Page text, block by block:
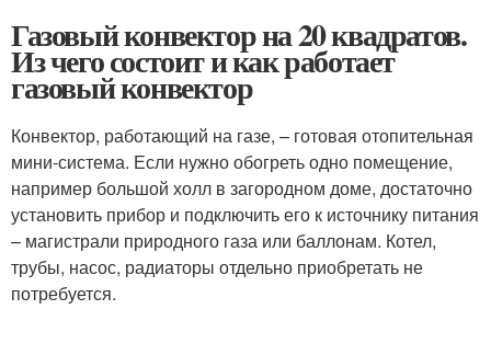
Газовый конвектор на 20 квадратов.
Из чего состоит и как работает
газовый конвектор
Конвектор, работающий на газе, – готовая отопительная
мини-система. Если нужно обогреть одно помещение,
например большой холл в загородном доме, достаточно
установить прибор и подключить его к источнику питания
– магистрали природного газа или баллонам. Котел,
трубы, насос, радиаторы отдельно приобретать не
потребуется.